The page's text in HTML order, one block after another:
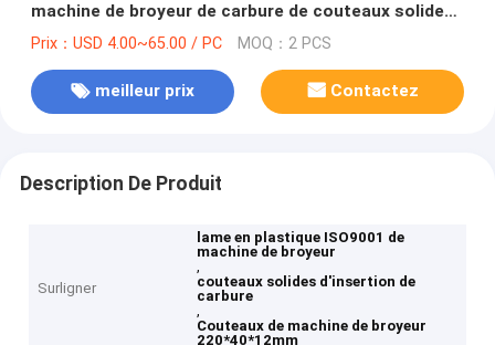
machine de broyeur de carbure de couteaux solides
d'insertion
Prix：USD 4.00~65.00 / PC MOQ：2 PCS
meilleur prix Contactez
Description De Produit
Surligner
lame en plastique ISO9001 de
machine de broyeur
,
couteaux solides d'insertion de
carbure
,
Couteaux de machine de broyeur
220*40*12mm